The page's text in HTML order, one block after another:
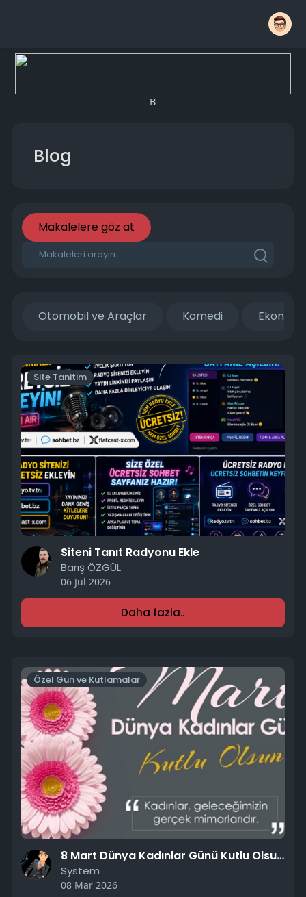
B
Blog
Makalelere göz at
Otomobil ve Araçlar Komedi
Site Tanitim
Siteni Tanıt Radyonu Ekle
Barış ÖZGÜL
06 Jul 2026
Daha fazla..
Özel Gün ve Kutlamalar
8 Mart Dünya Kadınlar Günü Kutlu Olsun.!!
System
08 Mar 2026